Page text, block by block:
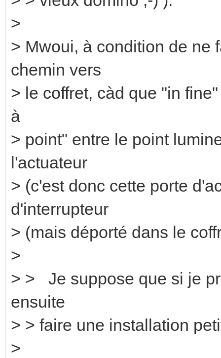
>
> Mwoui, à condition de ne
chemin vers
> le coffret, càd que "in
à
> point" entre le point
l'actuateur
> (c'est donc cette porte
d'interrupteur
> (mais déporté dans le
>
> > Je suppose que si je
ensuite
> > faire une installation
>